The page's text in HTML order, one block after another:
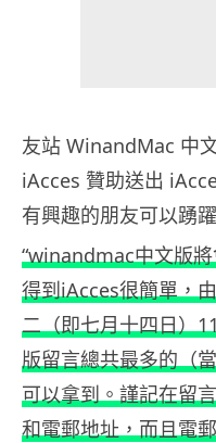
友站 WinandMac 中
iAcces 贊助送出
有興趣的朋友可以踴
“winandmac中文版
得到iAcces很簡單，
二（即七月十四日）
版留言總共最多的（
可以拿到。謹記在留
和電郵地址，而且電